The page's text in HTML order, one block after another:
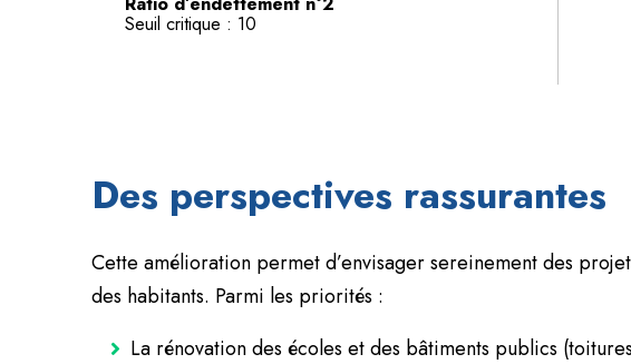
Seuil critique : 10
Des perspectives rassurantes
Cette amélioration permet d’envisager sereinement des
des habitants. Parmi les priorités :
La rénovation des écoles et des bâtiments publics